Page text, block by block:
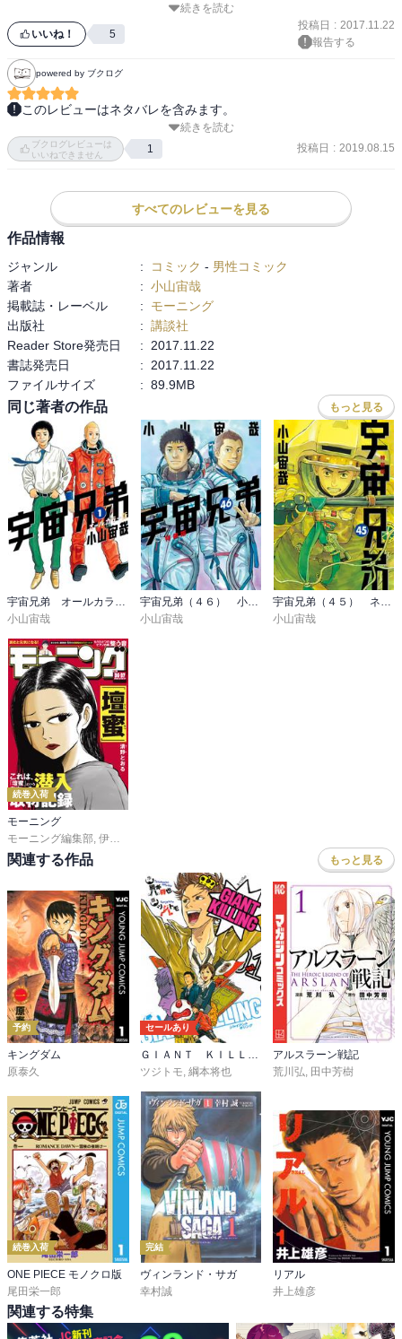
夢のような職業についている人がこの世に存在するなんて、本当に
どれだけ密度の濃い人生なんだとドキドキ、ワクワクしてしまいま
ブギー、かわいいな。ムッタに超失礼だし。
でも次巻、なんだかヤバいことになりそうです。命かかってます。
頑張れ～‼
続きを読む
いいね！ 5
投稿日 : 2017.11.22
報告する
powered by ブクログ
このレビューはネタバレを含みます。
金ピカというムッちゃんとシャロン二人の中で通じるキーワードが
心躍ります。
世界のためになるかは結果、俺はただ一人を思ってやればいい。
ムッちゃんが相変わらず恰好良いです。
FUJIのエピソードも感動。
ムッちゃんがそこかしこに日々人の気配を感じるというもの、サー
ドマン現象をふと思い出しました。
せりかさんが地球を忘れていた世界と表現するのが
面白く感じました。
だから、帰るのも打ち上げのときと同じ気持ちになる。
話すと舌が重いというのがリアルに感じます。
ブギーとカルロにせりかさんと絵名さんとで
態度が違うと冷やかされるムッちゃんですが、
正味な話同じ同期生とうだけでなく
閉鎖環境ボックスでの生活を共にしたのだから
差があってもおかしくないと思います。
CTV-28のクルーが地球に帰ったニュースを聞いて
自分たちが帰った後の楽しみの話を始めるジョーカーズ。
一瞬でもちゃんと帰れるのか不安に思ったからではないか、
と思ったムッちゃんが、「今 月でやりたいこと話していい？」と言
うのも、それにエディが「いいねぇ」と応えるのもいいやり取りで
す。
天文台が完成したら全体を見渡したい
シャロンへの感謝や約束の達成感、宇宙へ来た意味
いろんなもの全部を一望できる瞬間だろうから
というムッちゃんの語りがじんとしました。
二人以上の誰かに同じことを褒められた経験があったら
それは間違いなくお前の真実だ　信じていいんだ
これも名言です。
『世界一大きい宇宙飛行士』。ハガードさんが
今日からお前のモンだ、とアンディに言ってくれるのが良い。
そんなハガードさんもトラブル・ビルなんて言われていて。
自分は悪くないのに目立つから冤罪をかけられる。
さらっとカルロが俺にもよくあるし分かるよと
エディから聞かされたハガードのエピソードに同意していますが
カルロも表に出さないだけで色々あったことがわかる描写。
ムッちゃんはムッちゃんで、トラブルに縁があるのは多分俺、と思
っています。
ハガードさんが自分が見られていることを理解しているからこそ
誰よりも強く責任感を持ってトラブルと向き合ってきた。
それは恰好良いことだと思うのです。
CES-66の緊急帰還が提案されても、
黒点が危険な領域に入るまでまだ数日あると言える強さ。
人命最優先、でもどんな思いで彼らが月へ行ったか
そこも考えて安易な決定を出さないでくれるのが有り難いです。
続きを読む
ブクログレビューは
いいねできません
1 投稿日 : 2019.08.15
すべてのレビューを見る
作品情報
ジャンル : コミック - 男性コミック
著者
: 小山宙哉
掲載誌・レーベル
:
モーニング
出版社
: 講談社
Reader Store発売日
:
2017.11.22
書誌発売日
:
2017.11.22
ファイルサイズ
: 89.9MB
同じ著者の作品 もっと見る
宇宙兄弟 オールカラー版
小山宙哉
宇宙兄弟（４６） 小冊子付き特装版
小山宙哉
宇宙兄弟（４５） ネーム収録小冊子付き特装版
小山宙哉
続巻入荷
モーニング
モーニング編集部 伊咲智太
関連する作品 もっと見る
予約
キングダム
原泰久
セールあり
ＧＩＡＮＴ ＫＩＬＬＩＮＧ
ツジトモ, 綱本将也
アルスラーン戦記
荒川弘, 田中芳樹
続巻入荷
ONE PIECE モノクロ版
尾田栄一郎
完結
ヴィンランド・サガ
幸村誠
リアル
井上雄彦
関連する特集